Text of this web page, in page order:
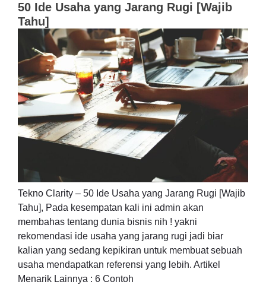
50 Ide Usaha yang Jarang Rugi [Wajib
Tahu]
Tekno Clarity – 50 Ide Usaha yang Jarang Rugi [Wajib
Tahu], Pada kesempatan kali ini admin akan
membahas tentang dunia bisnis nih ! yakni
rekomendasi ide usaha yang jarang rugi jadi biar
kalian yang sedang kepikiran untuk membuat sebuah
usaha mendapatkan referensi yang lebih. Artikel
Menarik Lainnya : 6 Contoh